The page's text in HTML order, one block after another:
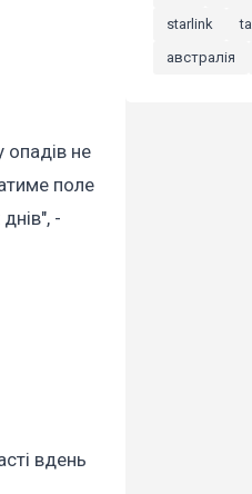
опадів не
поле
-
вдень
starlink
австралія